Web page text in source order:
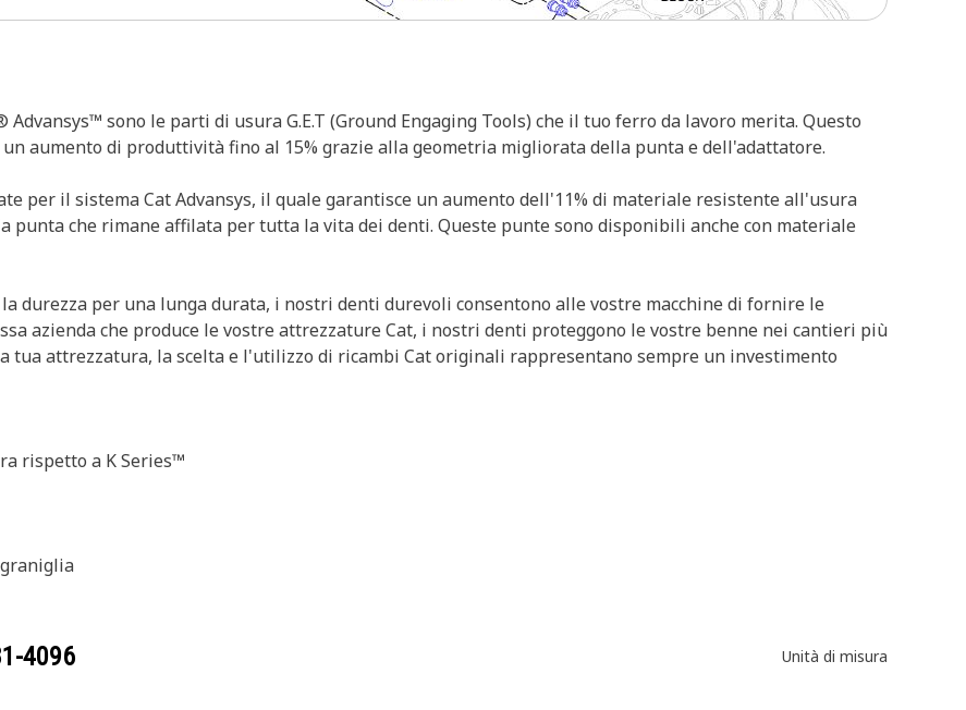
sono le parti di usura G.E.T (Ground Engaging Tools) che il tuo ferro da lavoro merita. Questo
aumento di produttività fino al 15% grazie alla geometria migliorata della punta e dell'adattatore.
per il sistema Cat Advansys, il quale garantisce un aumento dell'11% di materiale resistente all'usura
punta che rimane affilata per tutta la vita dei denti. Queste punte sono disponibili anche con materiale
durezza per una lunga durata, i nostri denti durevoli consentono alle vostre macchine di fornire le
azienda che produce le vostre attrezzature Cat, i nostri denti proteggono le vostre benne nei cantieri più
tua attrezzatura, la scelta e l'utilizzo di ricambi Cat originali rappresentano sempre un investimento
rispetto a K Series™
4096 Unità di misura